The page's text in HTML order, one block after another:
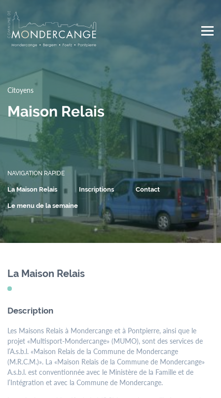
main
content
navigation
Top
menu
Media Center Actualités
Agenda
Formulaires Jobs
Mairie de
Mondercange
18, rue Arthur Thinnes
L-3919 Mondercange
BP 50 L-3901
Mondercange
Horaires
Citoyens
Maison Relais
NAVIGATION RAPIDE
La Maison Relais Inscriptions Contact
Le menu de la semaine
La Maison Relais
Description
Les Maisons Relais à Mondercange et à Pontpierre, ainsi que le
projet «Multisport-Mondercange» (MUMO), sont des services de
l’A.s.b.l. «Maison Relais de la Commune de Mondercange
(M.R.C.M.)». La «Maison Relais de la Commune de Mondercange»
A.s.b.l. est conventionnée avec le Ministère de la Famille et de
l’Intégration et avec la Commune de Mondercange.